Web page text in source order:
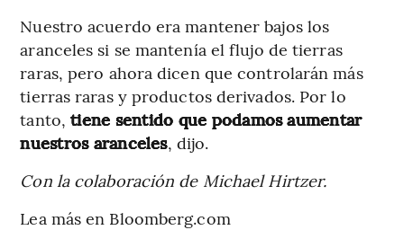
Nuestro acuerdo era mantener bajos los
aranceles si se mantenía el flujo de tierras
raras, pero ahora dicen que controlarán más
tierras raras y productos derivados. Por lo
tanto, tiene sentido que podamos aumentar
nuestros aranceles, dijo.
Con la colaboración de Michael Hirtzer.
Lea más en Bloomberg.com